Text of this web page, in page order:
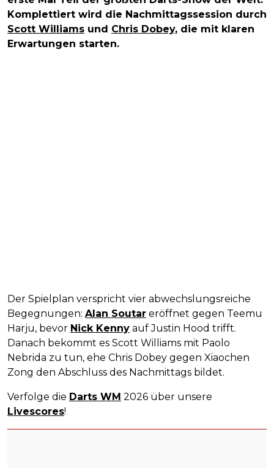
Komplettiert wird die Nachmittagssession durch
Scott Williams und Chris Dobey, die mit klaren
Erwartungen starten.
Der Spielplan verspricht vier abwechslungsreiche
Begegnungen: Alan Soutar eröffnet gegen Teemu
Harju, bevor Nick Kenny auf Justin Hood trifft.
Danach bekommt es Scott Williams mit Paolo
Nebrida zu tun, ehe Chris Dobey gegen Xiaochen
Zong den Abschluss des Nachmittags bildet.
Verfolge die Darts WM 2026 über unsere
Livescores!